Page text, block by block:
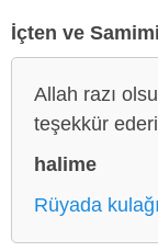
İçten ve
Allah razı
teşekkür
halime
Rüyada